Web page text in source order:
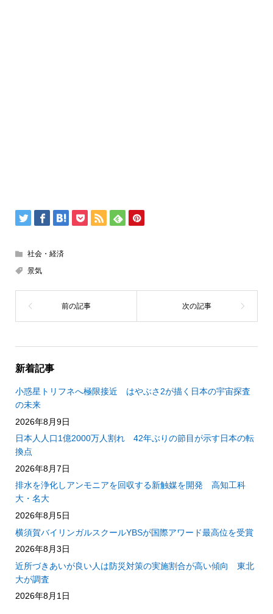
社会・経済
景気
新着記事
小惑星トリフネへ極限接近 はやぶさ2が描く日本の宇宙探査
の未来
2026年8月9日
日本人人口1億2000万人割れ 42年ぶりの節目が示す日本の転
換点
2026年8月7日
排水を浄化しアンモニアを回収する新触媒を開発 高知工科
大・名大
2026年8月5日
横須賀バイリンガルスクールYBSが国際アワード最高位を受賞
2026年8月3日
近所づきあいが良い人は防災対策の実施割合が高い傾向 東北
大が調査
2026年8月1日